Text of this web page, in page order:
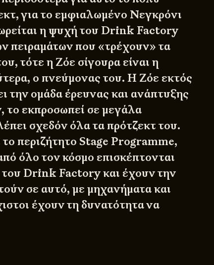
για το εμφιαλωμένο Νεγκρόνι
η ψυχή του Drink Factory
πειραμάτων που «τρέχουν» τα
τότε η Ζόε σίγουρα είναι η
ο πνεύμονας του. Η Ζόε εκτός
την ομάδα έρευνας και ανάπτυξης
εκπροσωπεί σε μεγάλα
σχεδόν όλα τα πρότζεκτ του.
περιζήτητο Stage Programme,
όλο τον κόσμο επισκέπτονται
του Drink Factory και έχουν την
σε αυτό, με μηχανήματα και
έχουν τη δυνατότητα να